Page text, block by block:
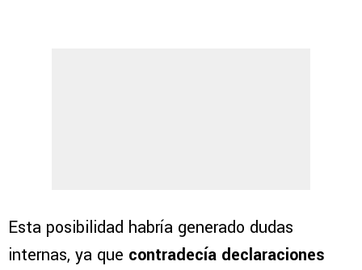
Esta posibilidad habría generado dudas
internas, ya que contradecía declaraciones